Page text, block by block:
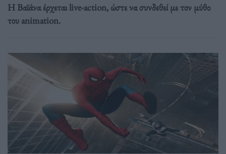
Η Βαϊάνα έρχεται live-action, ώστε να συνδεθεί με τον μύθο
του animation.